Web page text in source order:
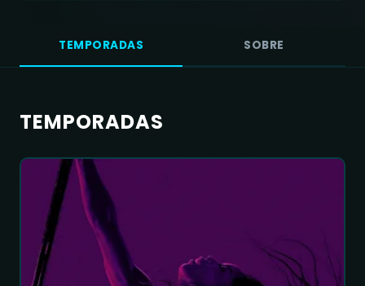
TEMPORADAS SOBRE
TEMPORADAS